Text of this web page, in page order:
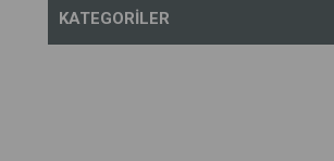
Spor Giyim
KATEGORILER